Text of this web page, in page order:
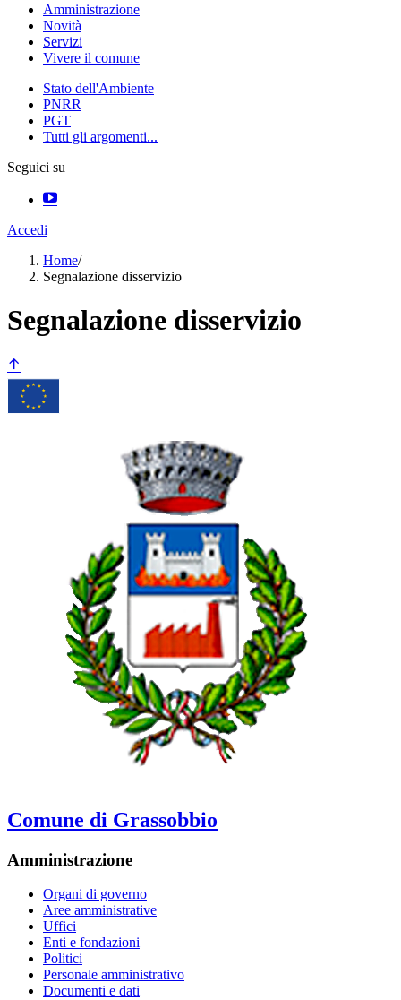
Amministrazione
Novità
Servizi
Vivere il comune
Stato dell'Ambiente
PNRR
PGT
Tutti gli argomenti...
Seguici su
Accedi
Home/
Segnalazione disservizio
Segnalazione disservizio
Comune di Grassobbio
Amministrazione
Organi di governo
Aree amministrative
Uffici
Enti e fondazioni
Politici
Personale amministrativo
Documenti e dati